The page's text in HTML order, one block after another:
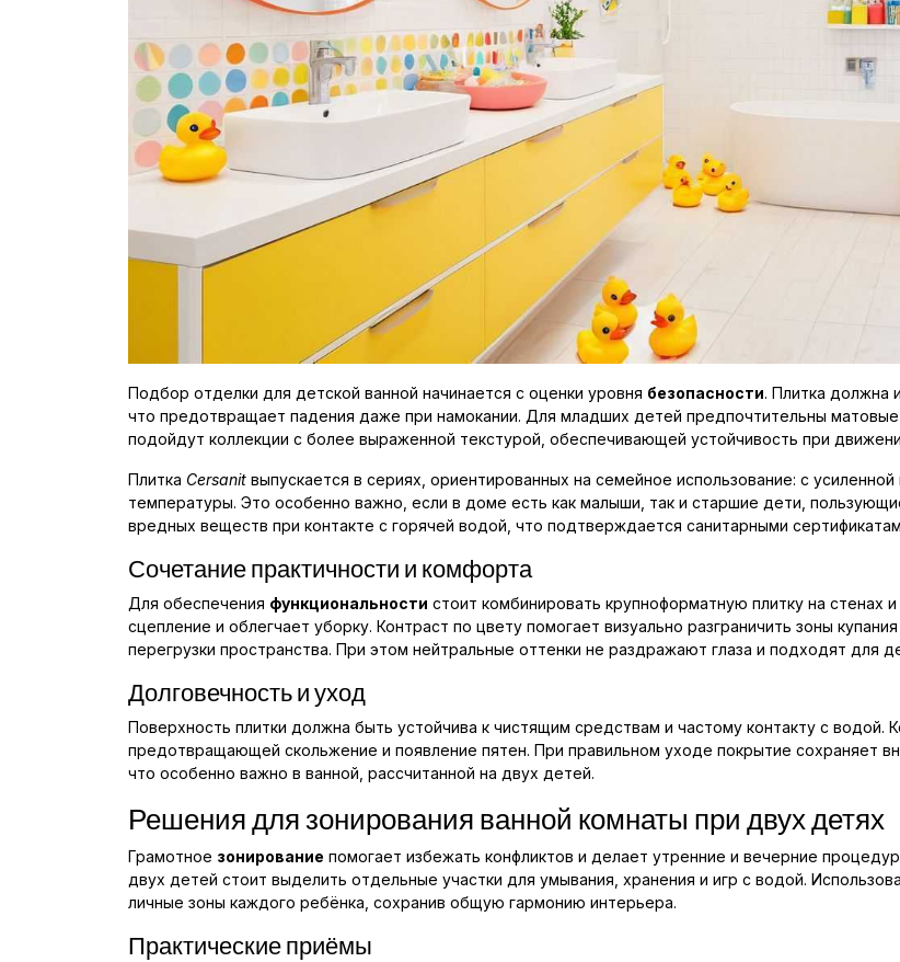
Подбор отделки для детской ванной начинается с оценки уровня безопасности. Плитка должна
что предотвращает падения даже при намокании. Для младших детей предпочтительны
подойдут коллекции с более выраженной текстурой, обеспечивающей устойчивость при
Плитка Cersanit выпускается в сериях, ориентированных на семейное использование: с
температуры. Это особенно важно, если в доме есть как малыши, так и старшие дети,
вредных веществ при контакте с горячей водой, что подтверждается санитарными
Сочетание практичности и комфорта
Для обеспечения функциональности стоит комбинировать крупноформатную плитку на
сцепление и облегчает уборку. Контраст по цвету помогает визуально разграничить зоны
перегрузки пространства. При этом нейтральные оттенки не раздражают глаза и подходят для
Долговечность и уход
Поверхность плитки должна быть устойчива к чистящим средствам и частому контакту с водой.
предотвращающей скольжение и появление пятен. При правильном уходе покрытие сохраняет
что особенно важно в ванной, рассчитанной на двух детей.
Решения для зонирования ванной комнаты при двух детях
Грамотное зонирование помогает избежать конфликтов и делает утренние и вечерние
двух детей стоит выделить отдельные участки для умывания, хранения и игр с водой.
личные зоны каждого ребёнка, сохранив общую гармонию интерьера.
Практические приёмы